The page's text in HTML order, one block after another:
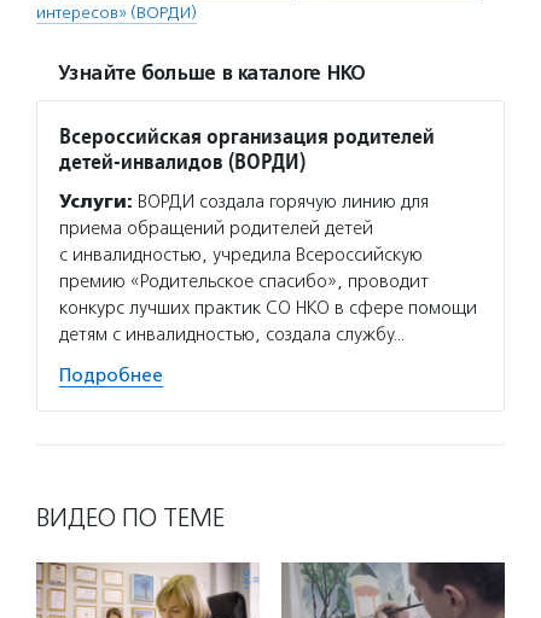
интересов» (ВОРДИ)
Узнайте больше в каталоге НКО
Всероссийская организация родителей
детей-инвалидов (ВОРДИ)
Услуги: ВОРДИ создала горячую линию для
приема обращений родителей детей
с инвалидностью, учредила Всероссийскую
премию «Родительское спасибо», проводит
конкурс лучших практик СО НКО в сфере помощи
детям с инвалидностью, создала службу…
Подробнее
ВИДЕО ПО ТЕМЕ